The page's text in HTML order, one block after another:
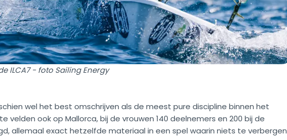
ILCA7 - foto Sailing Energy
wel het best omschrijven als de meest pure discipline binnen het
velden ook op Mallorca, bij de vrouwen 140 deelnemers en 200 bij de
allemaal exact hetzelfde materiaal in een spel waarin niets te verbergen